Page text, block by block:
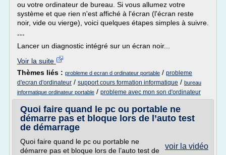
ou votre ordinateur de bureau. Si vous allumez votre
système et que rien n'est affiché à l'écran (l'écran reste
noir, vide ou vierge), voici quelques étapes simples à suivre.
---
Lancer un diagnostic intégré sur un écran noir...
Voir la suite
Thèmes liés : probleme d ecran d ordinateur portable / probleme
d'ecran d'ordinateur / support cours formation informatique / bureau
informatique ordinateur portable / probleme avec mon son d'ordinateur
Quoi faire quand le pc ou portable ne
démarre pas et bloque lors de l’auto test
de démarrage
voir la vidéo
Quoi faire quand le pc ou portable ne
démarre pas et bloque lors de l’auto test de